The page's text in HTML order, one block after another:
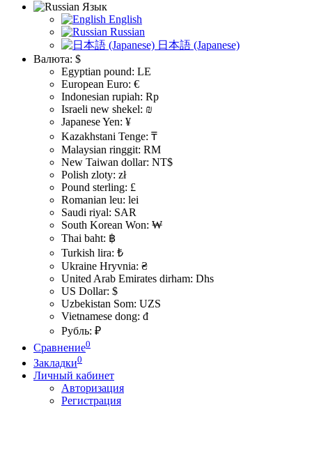
Язык
English
Russian
日本語 (Japanese)
Валюта: $
Egyptian pound: LE
European Euro: €
Indonesian rupiah: Rp
Israeli new shekel: ₪
Japanese Yen: ¥
Kazakhstani Tenge: ₸
Malaysian ringgit: RM
New Taiwan dollar: NT$
Polish zloty: zł
Pound sterling: £
Romanian leu: lei
Saudi riyal: SAR
South Korean Won: ₩
Thai baht: ฿
Turkish lira: ₺
Ukraine Hryvnia: ₴
United Arab Emirates dirham: Dhs
US Dollar: $
Uzbekistan Som: UZS
Vietnamese dong: đ
Рубль: ₽
Сравнение0
Закладки0
Личный кабинет
Авторизация
Регистрация